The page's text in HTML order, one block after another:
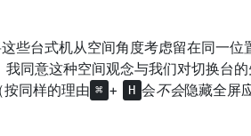
些台式机从空间角度考虑留在同一位
同意这种空间观念与我们对切换台
同样的理由 ⌘ + H 会不会隐藏全屏